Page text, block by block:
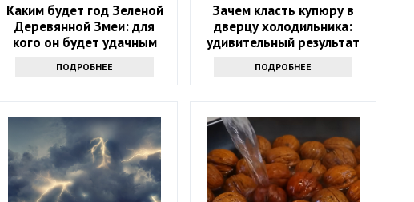
Каким будет год Зеленой
Деревянной Змеи: для
кого он будет удачным
ПОДРОБНЕЕ
Зачем класть купюру в
дверцу холодильника:
удивительный результат
ПОДРОБНЕЕ